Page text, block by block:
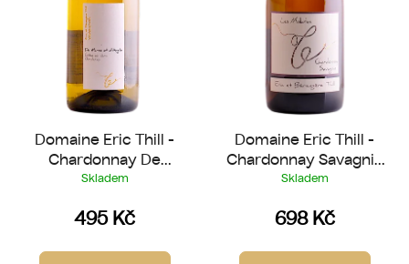
Domaine Eric Thill -
Chardonnay De
Marne et d'Argile 2023
Skladem
495 Kč
Domaine Eric Thill -
Chardonnay Savagnin
Les Molates 2022
Skladem
698 Kč